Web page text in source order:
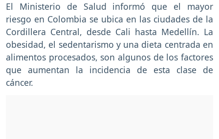
El Ministerio de Salud informó que el mayor
riesgo en Colombia se ubica en las ciudades de la
Cordillera Central, desde Cali hasta Medellín. La
obesidad, el sedentarismo y una dieta centrada en
alimentos procesados, son algunos de los factores
que aumentan la incidencia de esta clase de
cáncer.